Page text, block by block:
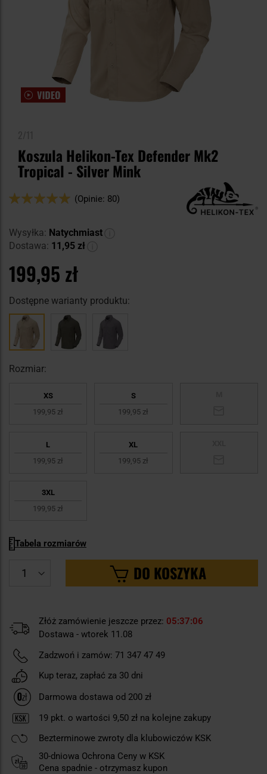
Koszula Helikon-Tex Defender Mk2
Tropical - Silver Mink
Ocena:
(Opinie: 80)
Wysyłka: Natychmiast
Dostawa: 11,95 zł
199,95 zł
Dostępne warianty produktu:
Rozmiar:
XS
199,95 zł
S
199,95 zł
L
199,95 zł
XL
199,95 zł
3XL
199,95 zł
Tabela rozmiarów
DO KOSZYKA
Złóż zamówienie jeszcze przez: 05 37 05
Dostawa - wtorek 11.08
Zadzwoń i zamów: 71 347 47 49
Kup teraz, zapłać za 30 dni
Darmowa dostawa od 200 zł
19 pkt. o wartości 9,50 zł na kolejne zakupy
Bezterminowe zwroty dla klubowiczów KSK
30-dniowa Ochrona Ceny w KSK
Cena spadnie - otrzymasz kupon